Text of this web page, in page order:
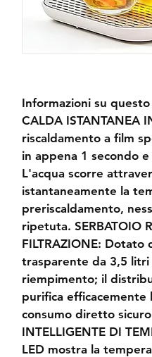
Informazioni su
CALDA ISTANTANEA
riscaldamento a film
in appena 1 secondo
L'acqua scorre
istantaneamente la
preriscaldamento,
ripetuta. SERBATOIO
FILTRAZIONE:
trasparente da 3,5
riempimento; il
purifica
consumo diretto
INTELLIGENTE DI
LED mostra la